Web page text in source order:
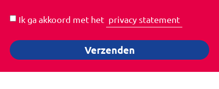
Ik ga akkoord met het privacy statement
Verzenden